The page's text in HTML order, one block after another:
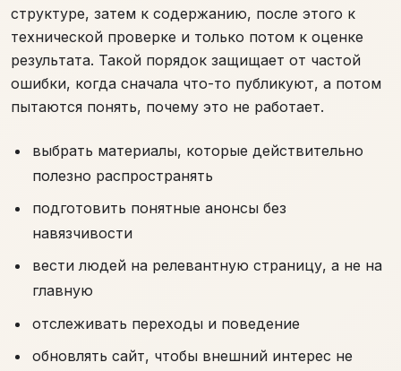
структуре, затем к содержанию, после этого к
технической проверке и только потом к оценке
результата. Такой порядок защищает от частой
ошибки, когда сначала что-то публикуют, а потом
пытаются понять, почему это не работает.
выбрать материалы, которые действительно
полезно распространять
подготовить понятные анонсы без
навязчивости
вести людей на релевантную страницу, а не на
главную
отслеживать переходы и поведение
обновлять сайт, чтобы внешний интерес не